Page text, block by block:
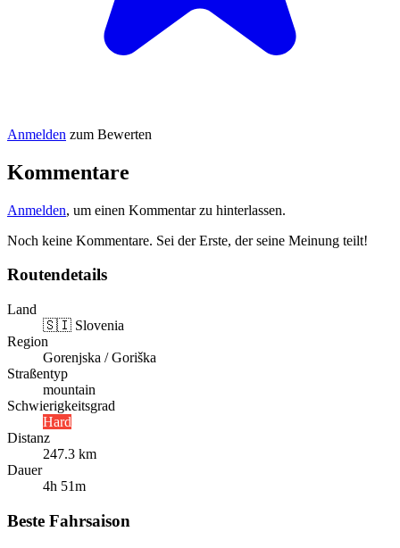
Anmelden zum Bewerten
Kommentare
Anmelden, um einen Kommentar zu hinterlassen.
Noch keine Kommentare. Sei der Erste, der seine Meinung teilt!
Routendetails
Land
🇸🇮 Slovenia
Region
Gorenjska / Goriška
Straßentyp
mountain
Schwierigkeitsgrad
Hard
Distanz
247.3 km
Dauer
4h 51m
Beste Fahrsaison